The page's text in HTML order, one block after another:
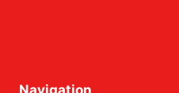
Navigation